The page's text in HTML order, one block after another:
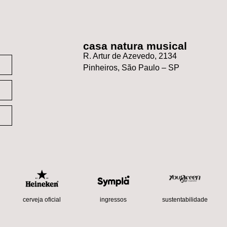
casa natura musical
R. Artur de Azevedo, 2134
Pinheiros, São Paulo – SP
cerveja oficial ingressos sustentabilidade